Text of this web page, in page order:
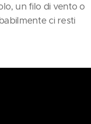
un filo di vento o
ci resti